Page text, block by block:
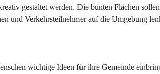
gestaltet werden. Die bunten Flächen
und Verkehrsteilnehmer auf die Umgebung
wichtige Ideen für ihre Gemeinde